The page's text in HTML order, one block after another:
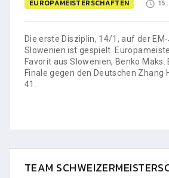
EUROPAMEISTERSCHAFTEN
Die erste Disziplin, 14/1, auf der
Slowenien ist gespielt.
Favorit aus Slowenien, Benko Maks.
Finale gegen den Deutschen Zhang
41.
TEAM